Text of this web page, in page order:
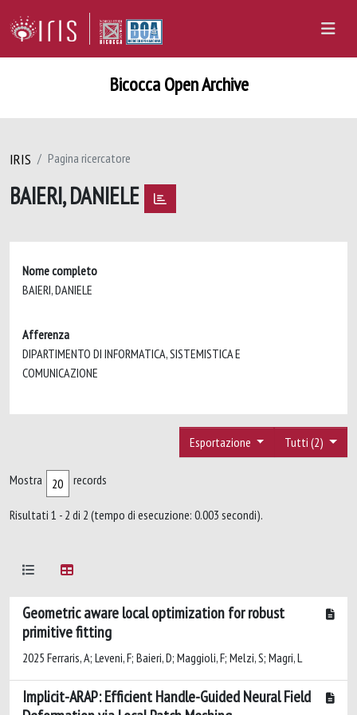
Bicocca Open Archive
IRIS Pagina ricercatore
BAIERI, DANIELE
Nome completo
BAIERI, DANIELE
Afferenza
DIPARTIMENTO DI INFORMATICA, SISTEMISTICA E
COMUNICAZIONE
Tutti (2)
Esportazione
Mostra records
Risultati 1 - 2 di 2 (tempo di esecuzione: 0.003 secondi).
Geometric aware local optimization for robust
primitive fitting
2025 Ferraris, A; Leveni, F; Baieri, D; Maggioli, F; Melzi, S; Magri, L
Implicit-ARAP: Efficient Handle-Guided Neural Field